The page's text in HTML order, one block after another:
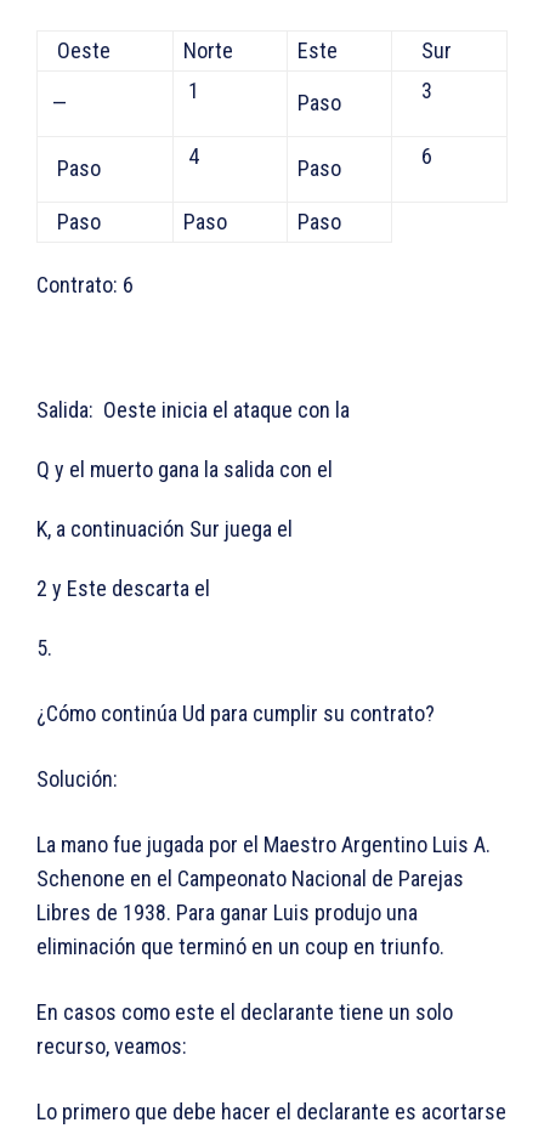
Oeste Norte Este Sur
— 1 Paso 3
Paso 4 Paso 6
Paso Paso Paso
Contrato: 6
Salida: Oeste inicia el ataque con la
Q y el muerto gana la salida con el
K, a continuación Sur juega el
2 y Este descarta el
5.
¿Cómo continúa Ud para cumplir su contrato?
Solución:
La mano fue jugada por el Maestro Argentino Luis A.
Schenone en el Campeonato Nacional de Parejas
Libres de 1938. Para ganar Luis produjo una
eliminación que terminó en un coup en triunfo.
En casos como este el declarante tiene un solo
recurso, veamos:
Lo primero que debe hacer el declarante es acortarse